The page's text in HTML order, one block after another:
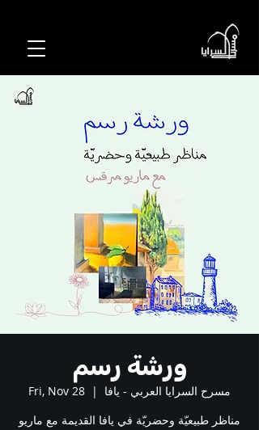
ورشة رسم
Fri, Nov 28
  |
مسرح السرايا العربي - يافا
مناظر طبيعيّة وحضريّة في يافا القديمة مع ماريو